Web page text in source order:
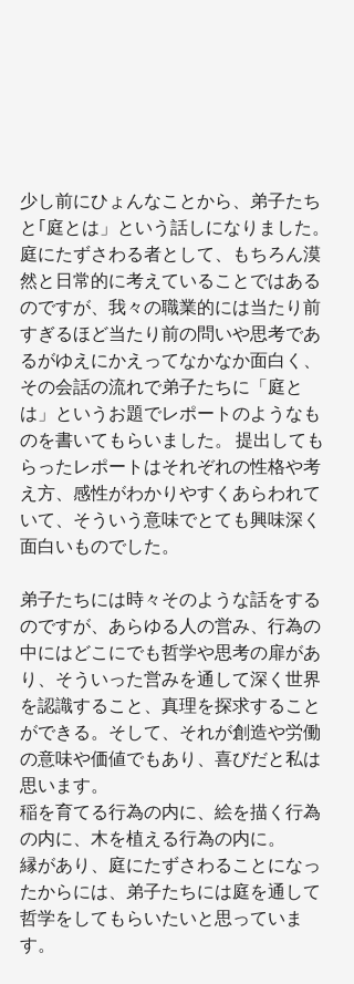
少し前にひょんなことから、弟子たち
と｢庭とは」という話しになりました。
庭にたずさわる者として、もちろん漠
然と日常的に考えていることではある
のですが、我々の職業的には当たり前
すぎるほど当たり前の問いや思考であ
るがゆえにかえってなかなか面白く、
その会話の流れで弟子たちに「庭と
は」というお題でレポートのようなも
のを書いてもらいました。 提出しても
らったレポートはそれぞれの性格や考
え方、感性がわかりやすくあらわれて
いて、そういう意味でとても興味深く
面白いものでした。
弟子たちには時々そのような話をする
のですが、あらゆる人の営み、行為の
中にはどこにでも哲学や思考の扉があ
り、そういった営みを通して深く世界
を認識すること、真理を探求すること
ができる。そして、それが創造や労働
の意味や価値でもあり、喜びだと私は
思います。
稲を育てる行為の内に、絵を描く行為
の内に、木を植える行為の内に。
縁があり、庭にたずさわることになっ
たからには、弟子たちには庭を通して
哲学をしてもらいたいと思っていま
す。